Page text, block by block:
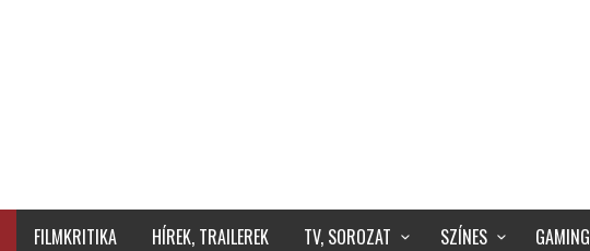
FILMKRITIKA HÍREK, TRAILEREK TV, SOROZAT SZÍNES GAMING